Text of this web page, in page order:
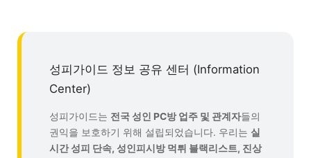
성피가이드 정보 공유 센터 (Information
Center)
성피가이드는 전국 성인 PC방 업주 및 관계자들의
권익을 보호하기 위해 설립되었습니다. 우리는 실
시간 성피 단속, 성인피시방 먹튀 블랙리스트, 진상